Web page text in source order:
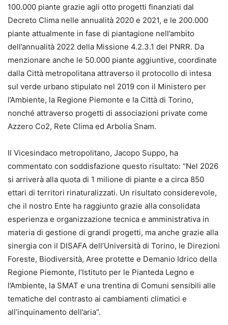
100.000 piante grazie agli otto progetti finanziati dal
Decreto Clima nelle annualità 2020 e 2021, e le 200.000
piante attualmente in fase di piantagione nell’ambito
dell’annualità 2022 della Missione 4.2.3.1 del PNRR. Da
menzionare anche le 50.000 piante aggiuntive, coordinate
dalla Città metropolitana attraverso il protocollo di intesa
sul verde urbano stipulato nel 2019 con il Ministero per
l’Ambiente, la Regione Piemonte e la Città di Torino,
nonché attraverso progetti di associazioni private come
Azzero Co2, Rete Clima ed Arbolia Snam.
Il Vicesindaco metropolitano, Jacopo Suppo, ha
commentato con soddisfazione questo risultato: “Nel 2026
si arriverà alla quota di 1 milione di piante e a circa 850
ettari di territori rinaturalizzati. Un risultato considerevole,
che il nostro Ente ha raggiunto grazie alla consolidata
esperienza e organizzazione tecnica e amministrativa in
materia di gestione di grandi progetti, ma anche grazie alla
sinergia con il DISAFA dell’Università di Torino, le Direzioni
Foreste, Biodiversità, Aree protette e Demanio Idrico della
Regione Piemonte, l’Istituto per le Pianteda Legno e
l’Ambiente, la SMAT e una trentina di Comuni sensibili alle
tematiche del contrasto ai cambiamenti climatici e
all’inquinamento dell’aria”.